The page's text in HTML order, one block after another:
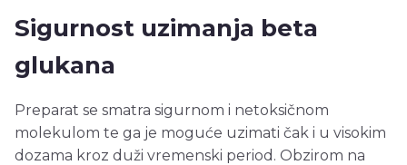
Sigurnost uzimanja beta
glukana
Preparat se smatra sigurnom i netoksičnom
molekulom te ga je moguće uzimati čak i u visokim
dozama kroz duži vremenski period. Obzirom na